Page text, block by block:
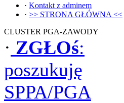
· Kontakt z adminem
· >> STRONA GŁÓWNA <<
CLUSTER PGA-ZAWODY
· ZGŁOś:
poszukuję
SPPA/PGA